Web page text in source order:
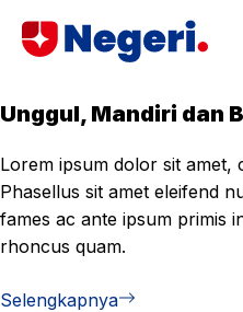
Unggul, Mandiri dan
Lorem ipsum dolor sit amet,
Phasellus sit amet eleifend
fames ac ante ipsum primis
rhoncus quam.
Selengkapnya